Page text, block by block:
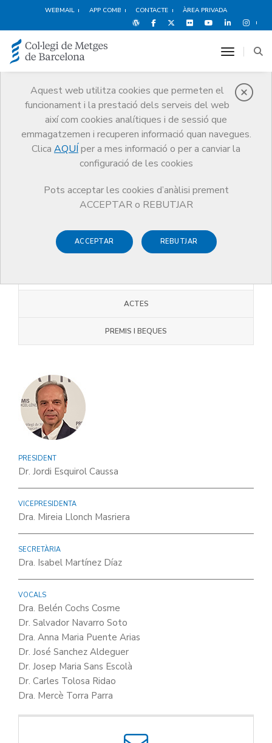
WEBMAIL APP COMB CONTACTE ÀREA PRIVADA
Aquest web utilitza cookies que permeten el
funcionament i la prestació dels serveis del web
així com cookies analítiques i de sessió que
emmagatzemen i recuperen informació quan navegues.
Clica AQUÍ per a mes informació o per a canviar la
configuració de les cookies
Pots acceptar les cookies d’anàlisi prement
ACCEPTAR o REBUTJAR
ACCEPTAR REBUTJAR
toggle
Qui som
Qui som Juntes Comarcals Vallès Occidental
Juntes Comarcals
Vallès Occidental
ACTES
PREMIS I BEQUES
PRESIDENT
Dr. Jordi Esquirol Caussa
VICEPRESIDENTA
Dra. Mireia Llonch Masriera
SECRETÀRIA
Dra. Isabel Martínez Díaz
VOCALS
Dra. Belén Cochs Cosme
Dr. Salvador Navarro Soto
Dra. Anna Maria Puente Arias
Dr. José Sanchez Aldeguer
Dr. Josep Maria Sans Escolà
Dr. Carles Tolosa Ridao
Dra. Mercè Torra Parra